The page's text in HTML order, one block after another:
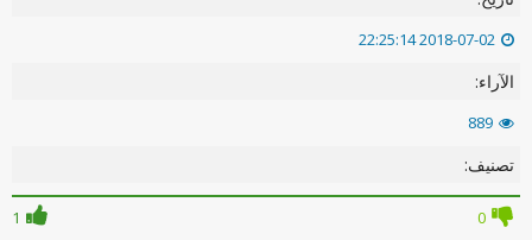
2018-07-02 22:25:14
الآراء:
889
تصنيف:
1 0